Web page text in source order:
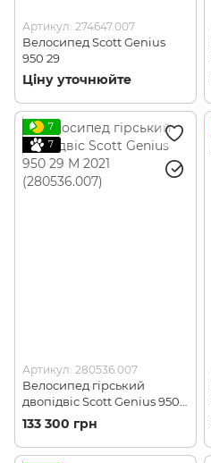
Артикул: 274647.007
Велосипед Scott Genius
950 29
Ціну уточнюйте
7
7
Артикул: 280536.007
Велосипед гірський
двопідвіс Scott Genius 950
29 M 2021 (280536.007)
133 300 грн